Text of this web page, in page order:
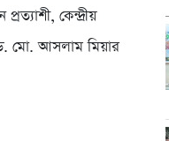
কেন্দ্রীয়
মো. আসলাম মিয়ার